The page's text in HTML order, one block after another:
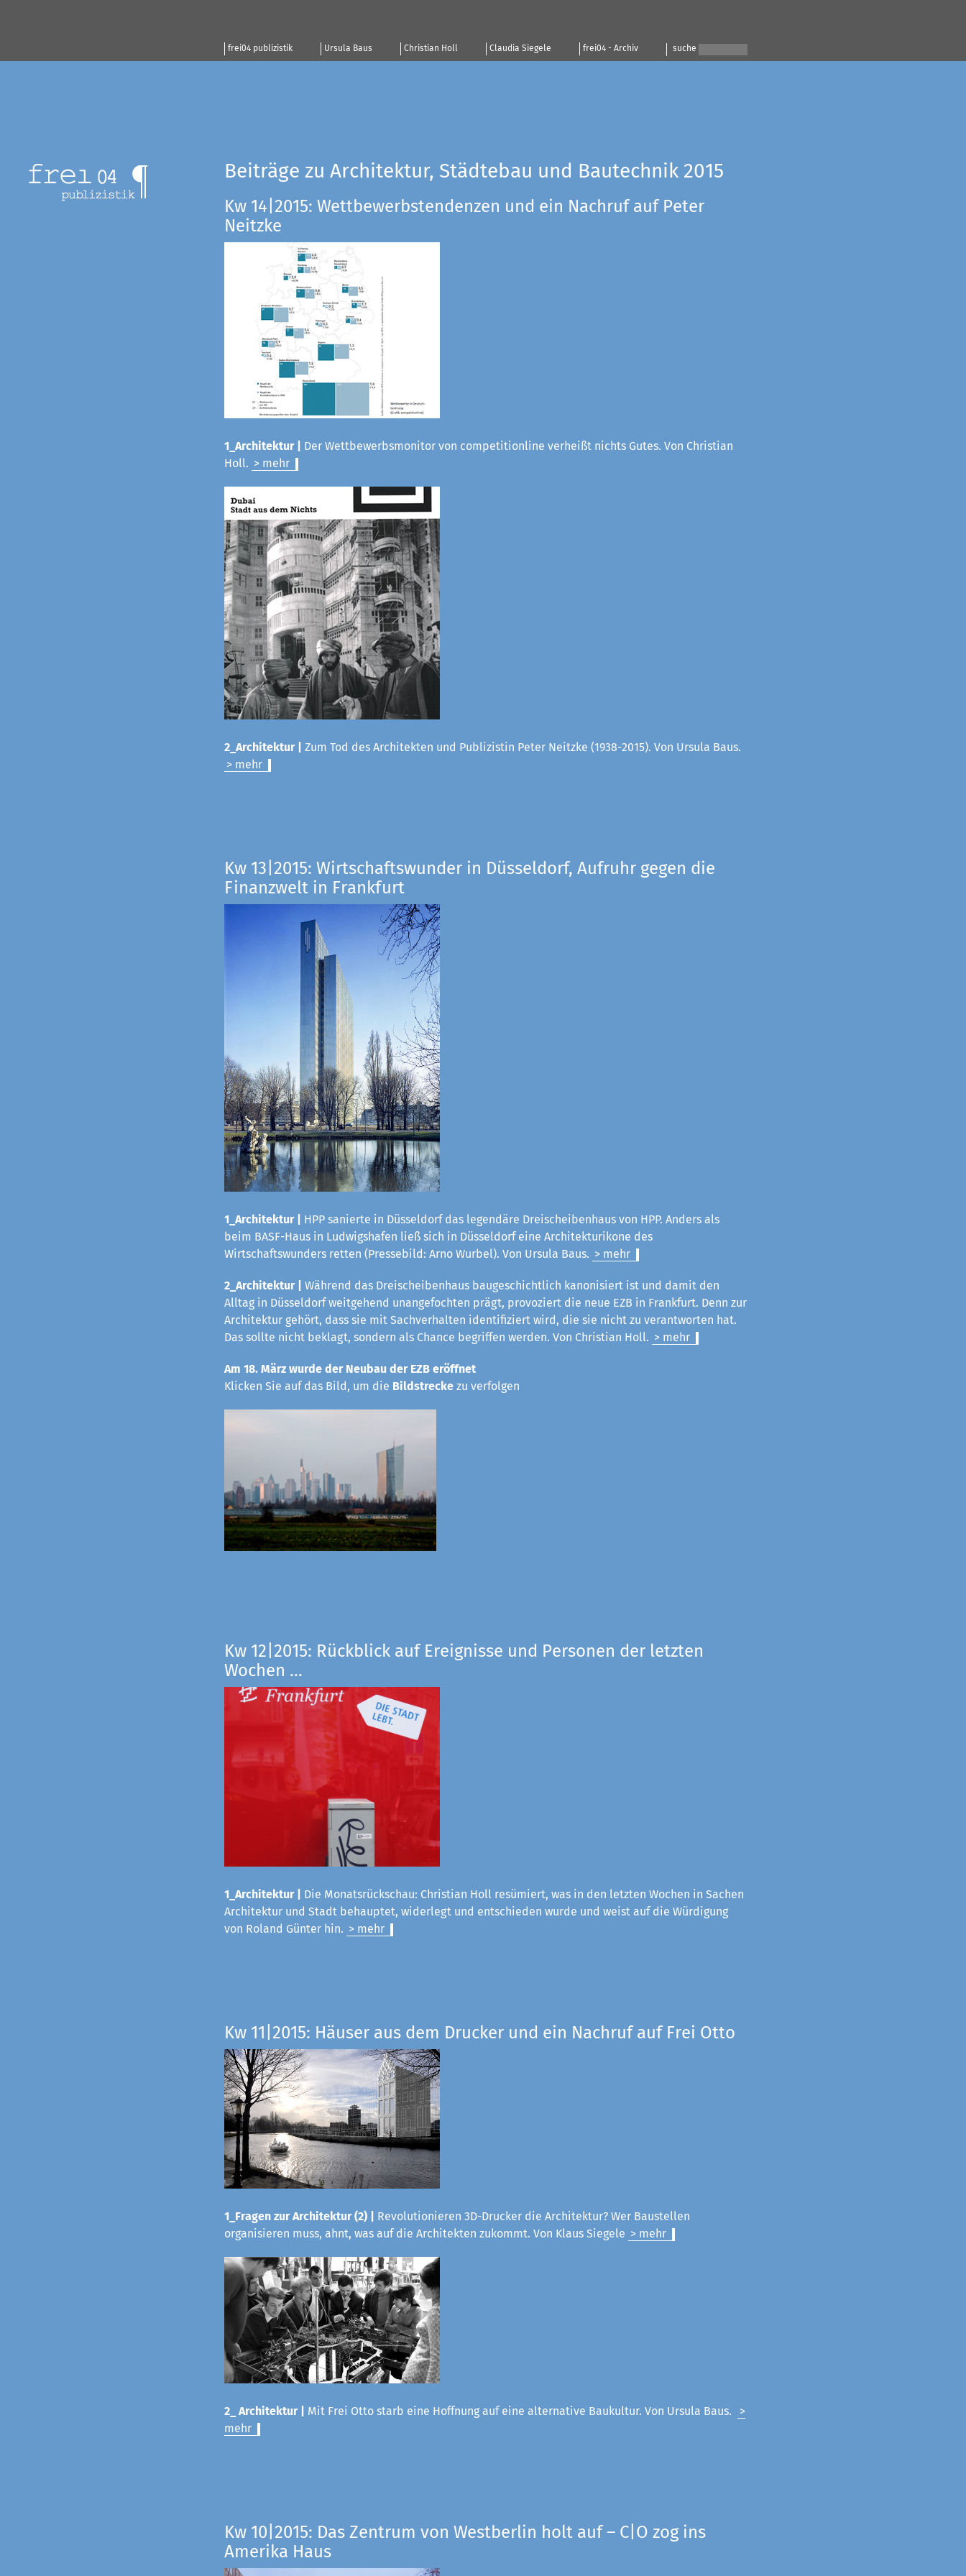
frei04 publizistik Ursula Baus Christian Holl Claudia Siegele frei04 - Archiv suche
Beiträge zu Architektur, Städtebau und Bautechnik 2015
Kw 14|2015: Wettbewerbstendenzen und ein Nachruf auf Peter
Neitzke
1_Architektur |
Der Wettbewerbsmonitor von competitionline verheißt nichts Gutes. Von Christian
Holl. > mehr
2_Architektur |
Zum Tod des Architekten und Publizistin Peter Neitzke (1938-2015). Von Ursula Baus.
> mehr
Kw 13|2015: Wirtschaftswunder in Düsseldorf, Aufruhr gegen die
Finanzwelt in Frankfurt
1_Architektur |
HPP sanierte in Düsseldorf das legendäre Dreischeibenhaus von HPP. Anders als
beim BASF-Haus in Ludwigshafen ließ sich in Düsseldorf eine Architekturikone des
Wirtschaftswunders retten (Pressebild: Arno Wurbel). Von Ursula Baus. > mehr
2_Architektur |
Während das Dreischeibenhaus baugeschichtlich kanonisiert ist und damit den
Alltag in Düsseldorf weitgehend unangefochten prägt, provoziert die neue EZB in Frankfurt. Denn zur
Architektur gehört, dass sie mit Sachverhalten identifiziert wird, die sie nicht zu verantworten hat.
Das sollte nicht beklagt, sondern als Chance begriffen werden. Von Christian Holl. > mehr
Am 18. März wurde der Neubau der EZB eröffnet
Klicken Sie auf das Bild, um die Bildstrecke zu verfolgen
Kw 12|2015: Rückblick auf Ereignisse und Personen der letzten
Wochen ...
1_Architektur|
Die Monatsrückschau: Christian Holl resümiert, was in den letzten Wochen in Sachen
Architektur und Stadt behauptet, widerlegt und entschieden wurde und weist auf die Würdigung
von Roland Günter hin. > mehr
Kw 11|2015: Häuser aus dem Drucker und ein Nachruf auf Frei Otto
1_Fragen zur Architektur (2) |
Revolutionieren 3D-Drucker die Architektur? Wer Baustellen
organisieren muss, ahnt, was auf die Architekten zukommt. Von Klaus Siegele > mehr
2_ Architektur | Mit Frei Otto starb eine Hoffnung auf eine alternative Baukultur. Von Ursula Baus.
>
mehr
Kw 10|2015: Das Zentrum von Westberlin holt auf – C|O zog ins
Amerika Haus